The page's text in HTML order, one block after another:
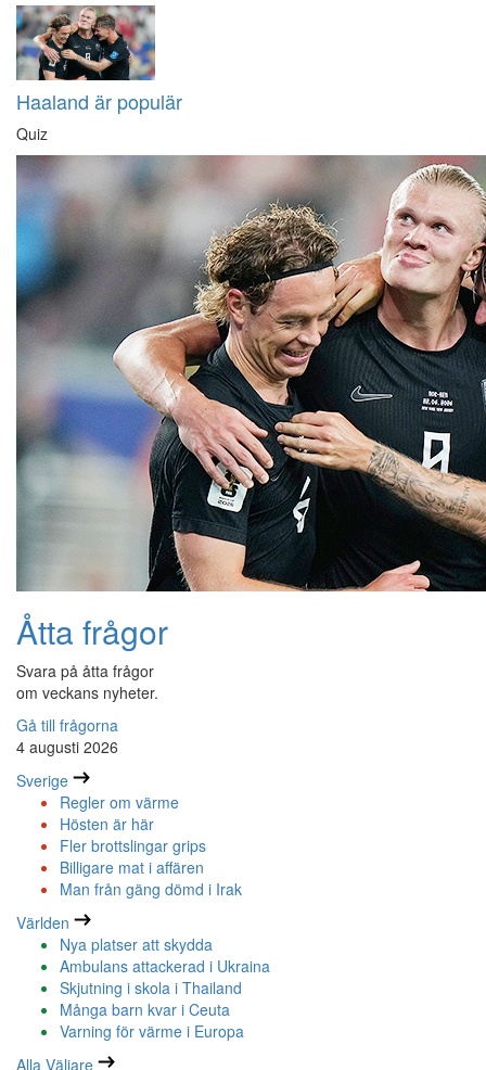
Haaland är populär
Quiz
Åtta frågor
Svara på åtta frågor
om veckans nyheter.
Gå till frågorna
4 augusti 2026
Sverige
Regler om värme
Hösten är här
Fler brottslingar grips
Billigare mat i affären
Man från gäng dömd i Irak
Världen
Nya platser att skydda
Ambulans attackerad i Ukraina
Skjutning i skola i Thailand
Många barn kvar i Ceuta
Varning för värme i Europa
Alla Väljare